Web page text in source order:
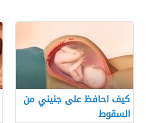
كيف احافظ على جنيني من
السقوط